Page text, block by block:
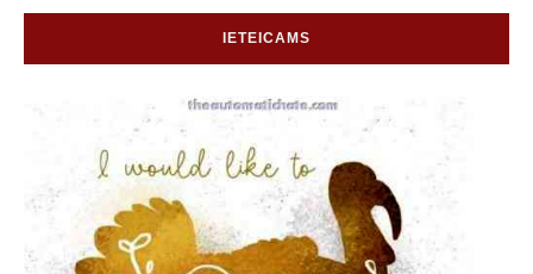
IETEICAMS